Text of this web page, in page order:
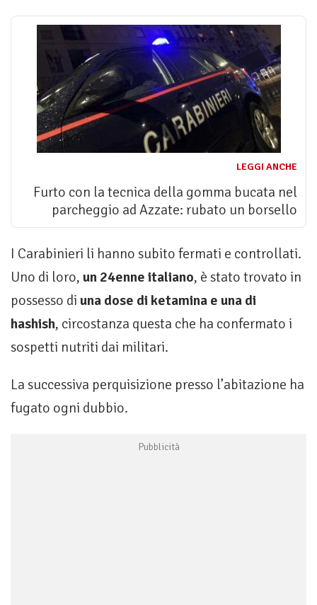
LEGGI ANCHE
Furto con la tecnica della gomma bucata nel
parcheggio ad Azzate: rubato un borsello
I Carabinieri li hanno subito fermati e controllati.
Uno di loro, un 24enne italiano, è stato trovato in
possesso di una dose di ketamina e una di
hashish, circostanza questa che ha confermato i
sospetti nutriti dai militari.
La successiva perquisizione presso l’abitazione ha
fugato ogni dubbio.